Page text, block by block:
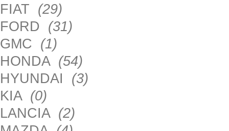
FIAT (29)
FORD (31)
GMC (1)
HONDA (54)
HYUNDAI (3)
KIA (0)
LANCIA (2)